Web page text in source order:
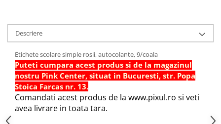
Hartie glasata si creponata
Articole copii si cadouri
Penare
Penar 1 fermoar cu extensii
neechipat
Penar borseta neechipat
Penar 3 fermoare neechipat
Ghiozdane
Descriere
Etichete scolare simple rosii, autocolante, 9/coala
Puteti cumpara acest produs si de la magazinul
nostru Pink Center, situat in Bucuresti, str. Popa
Stoica Farcas nr. 13.
Comandati acest produs de la www.pixul.ro si veti
avea livrare in toata tara.